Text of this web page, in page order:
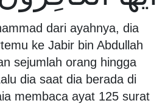
dari ayahnya, dia
ke Jabir bin Abdullah
sejumlah orang hingga
dia saat dia berada di
membaca ayat 125 surat